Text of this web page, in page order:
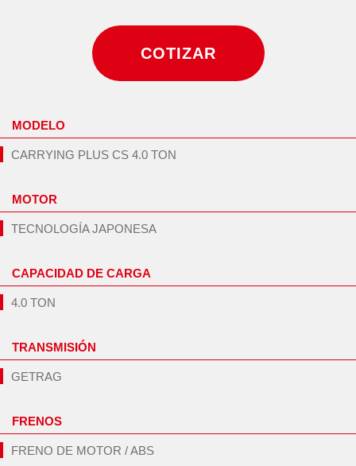
COTIZAR
MODELO
CARRYING PLUS CS 4.0 TON
MOTOR
TECNOLOGÍA JAPONESA
CAPACIDAD DE CARGA
4.0 TON
TRANSMISIÓN
GETRAG
FRENOS
FRENO DE MOTOR / ABS